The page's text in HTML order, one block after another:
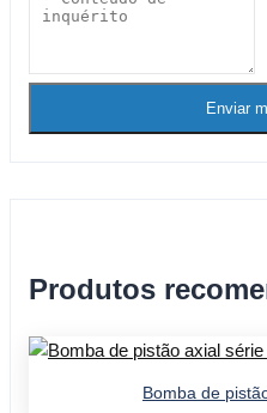
Enviar
Produtos
Bomba de